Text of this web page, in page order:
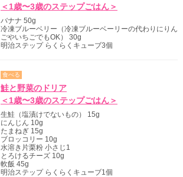
＜1歳〜3歳のステップごはん＞
バナナ 50g
冷凍ブルーベリー（冷凍ブルーベーリーの代わりにりん
ごやいちごでもOK） 30g
明治ステップ らくらくキューブ3個
食べる
鮭と野菜のドリア
＜1歳〜3歳のステップごはん＞
生鮭（塩漬けでないもの） 15g
にんじん 10g
たまねぎ 15g
ブロッコリー 10g
水溶き片栗粉 小さじ1
とろけるチーズ 10g
軟飯 45g
明治ステップ らくらくキューブ1個